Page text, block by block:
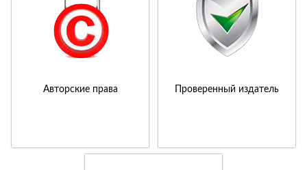
Авторские права Проверенный издатель